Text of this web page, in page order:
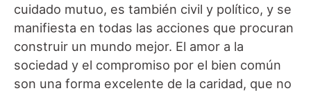
cuidado mutuo, es también civil y político, y se
manifiesta en todas las acciones que procuran
construir un mundo mejor. El amor a la
sociedad y el compromiso por el bien común
son una forma excelente de la caridad, que no